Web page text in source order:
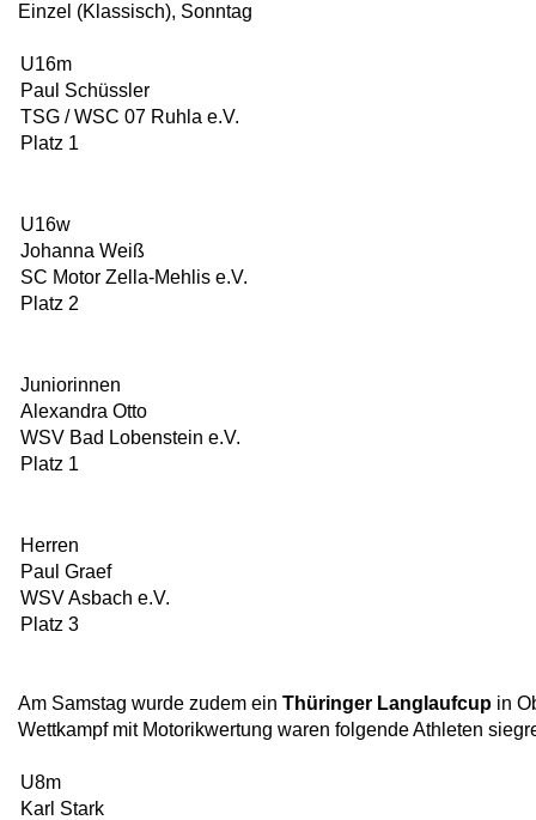
Einzel (Klassisch), Sonntag
U16m
Paul Schüssler
TSG / WSC 07 Ruhla e.V.
Platz 1
U16w
Johanna Weiß
SC Motor Zella-Mehlis e.V.
Platz 2
Juniorinnen
Alexandra Otto
WSV Bad Lobenstein e.V.
Platz 1
Herren
Paul Graef
WSV Asbach e.V.
Platz 3
Am Samstag wurde zudem ein Thüringer Langlaufcup in
Wettkampf mit Motorikwertung waren folgende Athleten
U8m
Karl Stark